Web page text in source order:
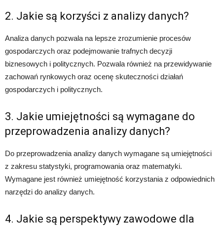
2. Jakie są korzyści z analizy danych?
Analiza danych pozwala na lepsze zrozumienie procesów
gospodarczych oraz podejmowanie trafnych decyzji
biznesowych i politycznych. Pozwala również na przewidywanie
zachowań rynkowych oraz ocenę skuteczności działań
gospodarczych i politycznych.
3. Jakie umiejętności są wymagane do
przeprowadzenia analizy danych?
Do przeprowadzenia analizy danych wymagane są umiejętności
z zakresu statystyki, programowania oraz matematyki.
Wymagane jest również umiejętność korzystania z odpowiednich
narzędzi do analizy danych.
4. Jakie są perspektywy zawodowe dla